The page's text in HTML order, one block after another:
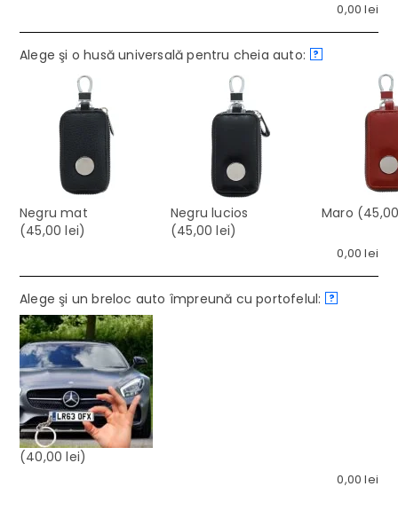
0,00lei
Alege şi o husă universală pentru cheia auto: ?
Negru mat
(45,00 lei)
Negru lucios
(45,00 lei)
Maro
0,00lei
Alege şi un breloc auto împreună cu portofelul: ?
(40,00 lei)
0,00lei